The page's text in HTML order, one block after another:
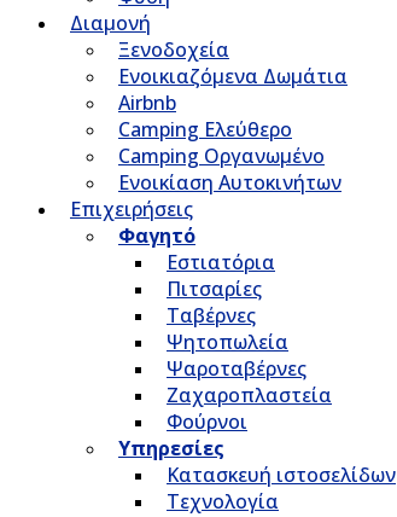
Διαμονή
Ξενοδοχεία
Ενοικιαζόμενα Δωμάτια
Airbnb
Camping Ελεύθερο
Camping Οργανωμένο
Ενοικίαση Αυτοκινήτων
Επιχειρήσεις
Φαγητό
Εστιατόρια
Πιτσαρίες
Ταβέρνες
Ψητοπωλεία
Ψαροταβέρνες
Ζαχαροπλαστεία
Φούρνοι
Υπηρεσίες
Κατασκευή ιστοσελίδων
Τεχνολογία